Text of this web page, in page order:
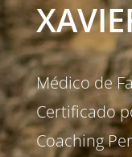
Médico de
Certificado
Coaching